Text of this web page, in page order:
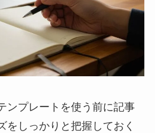
ンプレートを使う前に記事
をしっかりと把握しておく